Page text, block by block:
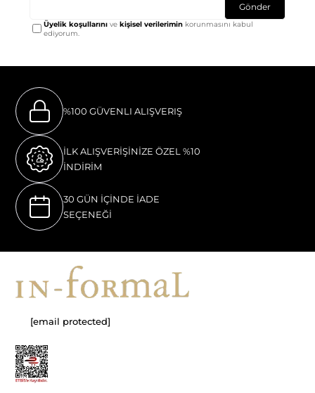
Gönder
Üyelik koşullarını vekişisel verilerimin korunmasını kabul
ediyorum.
%100 GÜVENLI ALIŞVERIŞ
İLK ALIŞVERİŞİNİZE ÖZEL %10
İNDİRİM
30 GÜN İÇİNDE İADE
SEÇENEĞİ
[email protected]